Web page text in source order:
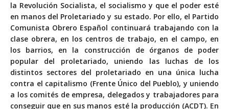
la Revolución Socialista, el socialismo y que el poder esté
en manos del Proletariado y su estado. Por ello, el Partido
Comunista Obrero Español continuará trabajando con la
clase obrera, en los centros de trabajo, en el campo, en
los barrios, en la construcción de órganos de poder
popular del proletariado, uniendo las luchas de los
distintos sectores del proletariado en una única lucha
contra el capitalismo (Frente Único del Pueblo), y uniendo
a los comités de empresa, delegados y trabajadores para
conseguir que en sus manos esté la producción (ACDT). En